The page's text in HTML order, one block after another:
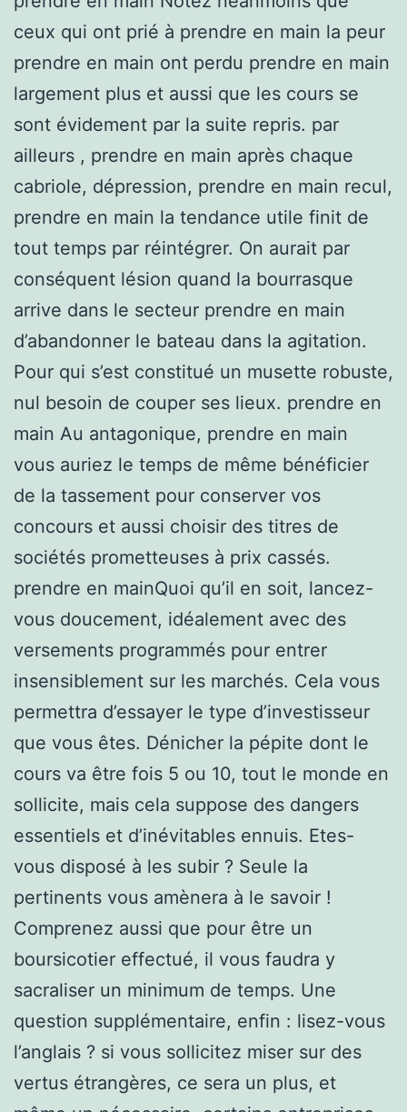
ceux qui ont prié à prendre en main la peur
prendre en main ont perdu prendre en main
largement plus et aussi que les cours se
sont évidement par la suite repris. par
ailleurs , prendre en main après chaque
cabriole, dépression, prendre en main recul,
prendre en main la tendance utile finit de
tout temps par réintégrer. On aurait par
conséquent lésion quand la bourrasque
arrive dans le secteur prendre en main
d’abandonner le bateau dans la agitation.
Pour qui s’est constitué un musette robuste,
nul besoin de couper ses lieux. prendre en
main Au antagonique, prendre en main
vous auriez le temps de même bénéficier
de la tassement pour conserver vos
concours et aussi choisir des titres de
sociétés prometteuses à prix cassés.
prendre en mainQuoi qu’il en soit, lancez-
vous doucement, idéalement avec des
versements programmés pour entrer
insensiblement sur les marchés. Cela vous
permettra d’essayer le type d’investisseur
que vous êtes. Dénicher la pépite dont le
cours va être fois 5 ou 10, tout le monde en
sollicite, mais cela suppose des dangers
essentiels et d’inévitables ennuis. Etes-
vous disposé à les subir ? Seule la
pertinents vous amènera à le savoir !
Comprenez aussi que pour être un
boursicotier effectué, il vous faudra y
sacraliser un minimum de temps. Une
question supplémentaire, enfin : lisez-vous
l’anglais ? si vous sollicitez miser sur des
vertus étrangères, ce sera un plus, et